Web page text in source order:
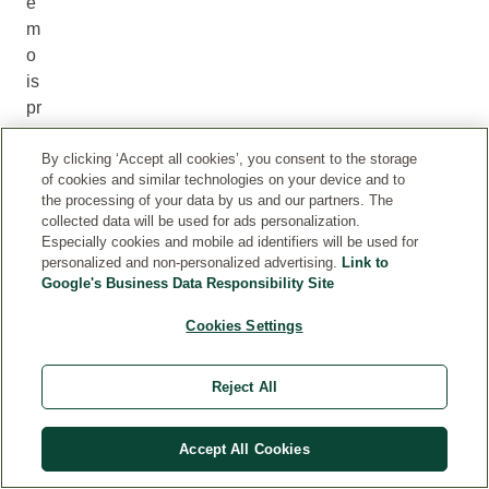
m
o
is
pr
av
no
ko
va
og
By clicking ‘Accept all cookies’, you consent to the storage
of cookies and similar technologies on your device and to
the processing of your data by us and our partners. The
collected data will be used for ads personalization.
Especially cookies and mobile ad identifiers will be used for
personalized and non-personalized advertising. Link to
Google's Business Data Responsibility Site
Cookies Settings
Reject All
Accept All Cookies